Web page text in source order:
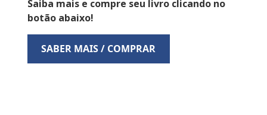
Saiba mais e compre seu livro clicando no
botão abaixo!
SABER MAIS / COMPRAR